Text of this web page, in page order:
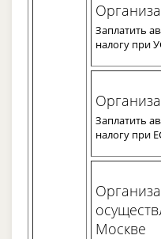
Заплатить
налогу при
Заплатить
налогу при
Москве